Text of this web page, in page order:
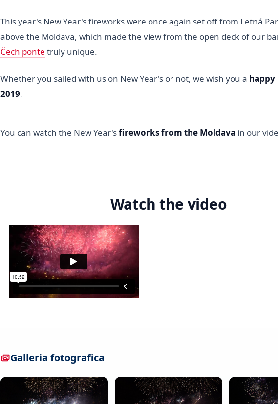
This year's New Year's fireworks were once again set off from Letná
above the Moldava, which made the view from the open deck of our
Čech ponte truly unique.
Whether you sailed with us on New Year's or not, we wish you a happy
2019.
You can watch the New Year'sfireworks from the Moldava in our
Watch the video
Galleria fotografica